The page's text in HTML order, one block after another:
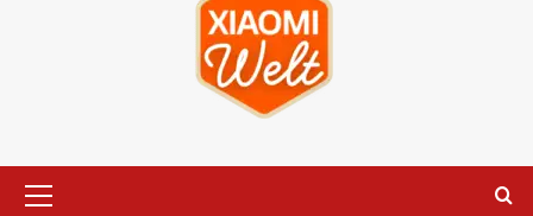
Menü